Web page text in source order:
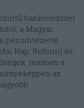
bankrendszer
a Magyar
pénzintézetté
Nap, Reform) és
részben a
az